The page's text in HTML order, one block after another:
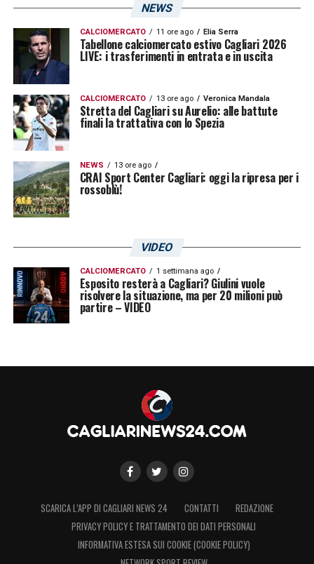
NEWS
CALCIOMERCATO 11 ore ago Elia Serra
Tabellone calciomercato estivo Cagliari 2026
LIVE: i trasferimenti in entrata e in uscita
CALCIOMERCATO 13 ore ago Veronica Mandala
Stretta del Cagliari su Aurelio: alle battute
finali la trattativa con lo Spezia
NEWS 13 ore ago
CRAI Sport Center Cagliari: oggi la ripresa per i
rossoblù!
VIDEO
CALCIOMERCATO 1 settimana ago
Esposito resterà a Cagliari? Giulini vuole
risolvere la situazione, ma per 20 milioni può
partire – VIDEO
SCARICA L’APP DI CAGLIARI NEWS 24 CONTATTI
REDAZIONE
PRIVACY POLICY E TRATTAMENTO DEI DATI PERSONALI
INFORMATIVA ESTESA SUI COOKIE (COOKIE POLICY)